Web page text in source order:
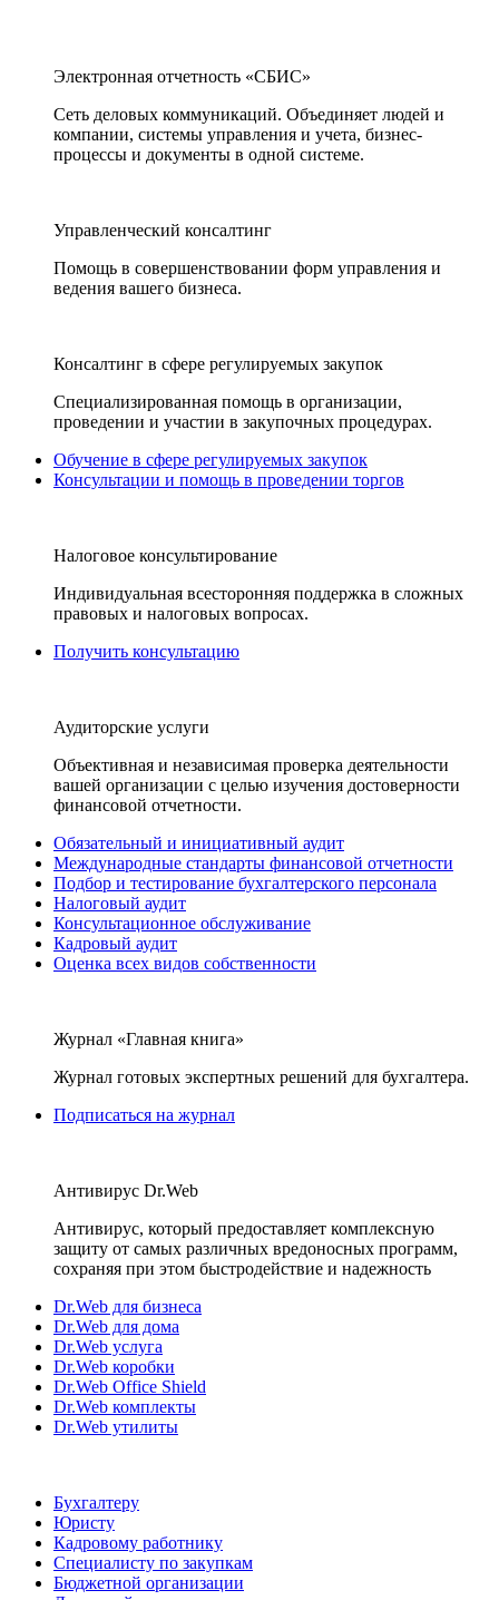
Электронная отчетность «СБИС»
Сеть деловых коммуникаций. Объединяет людей и
компании, системы управления и учета, бизнес-
процессы и документы в одной системе.
Управленческий консалтинг
Помощь в совершенствовании форм управления и
ведения вашего бизнеса.
Консалтинг в сфере регулируемых закупок
Специализированная помощь в организации,
проведении и участии в закупочных процедурах.
Обучение в сфере регулируемых закупок
Консультации и помощь в проведении торгов
Налоговое консультирование
Индивидуальная всесторонняя поддержка в сложных
правовых и налоговых вопросах.
Получить консультацию
Аудиторские услуги
Объективная и независимая проверка деятельности
вашей организации с целью изучения достоверности
финансовой отчетности.
Обязательный и инициативный аудит
Международные стандарты финансовой отчетности
Подбор и тестирование бухгалтерского персонала
Налоговый аудит
Консультационное обслуживание
Кадровый аудит
Оценка всех видов собственности
Журнал «Главная книга»
Журнал готовых экспертных решений для бухгалтера.
Подписаться на журнал
Антивирус Dr.Web
Антивирус, который предоставляет комплексную
защиту от самых различных вредоносных программ,
сохраняя при этом быстродействие и надежность
Dr.Web для бизнеса
Dr.Web для дома
Dr.Web услуга
Dr.Web коробки
Dr.Web Office Shield
Dr.Web комплекты
Dr.Web утилиты
Бухгалтеру
Юристу
Кадровому работнику
Специалисту по закупкам
Бюджетной организации